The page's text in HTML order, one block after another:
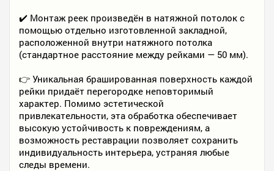
ПОЛЕЗНОЕ
✔️ Монтаж реек произведён в натяжной потолок с
помощью отдельно изготовленной закладной,
расположенной внутри натяжного потолка
(стандартное расстояние между рейками — 50 мм).
👉 Уникальная брашированная поверхность каждой
рейки придаёт перегородке неповторимый
характер. Помимо эстетической
привлекательности, эта обработка обеспечивает
высокую устойчивость к повреждениям, а
возможность реставрации позволяет сохранить
индивидуальность интерьера, устраняя любые
следы времени.